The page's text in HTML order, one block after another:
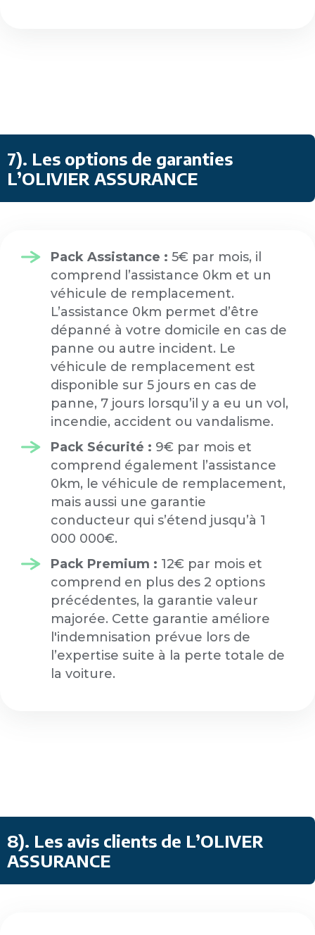
7). Les options de garanties
L’OLIVIER ASSURANCE
Pack Assistance : 5€ par mois, il
comprend l’assistance 0km et un
véhicule de remplacement.
L’assistance 0km permet d’être
dépanné à votre domicile en cas de
panne ou autre incident. Le
véhicule de remplacement est
disponible sur 5 jours en cas de
panne, 7 jours lorsqu’il y a eu un vol,
incendie, accident ou vandalisme.
Pack Sécurité : 9€ par mois et
comprend également l’assistance
0km, le véhicule de remplacement,
mais aussi une garantie
conducteur qui s’étend jusqu’à 1
000 000€.
Pack Premium : 12€ par mois et
comprend en plus des 2 options
précédentes, la garantie valeur
majorée. Cette garantie améliore
l'indemnisation prévue lors de
l’expertise suite à la perte totale de
la voiture.
8). Les avis clients de L’OLIVER
ASSURANCE